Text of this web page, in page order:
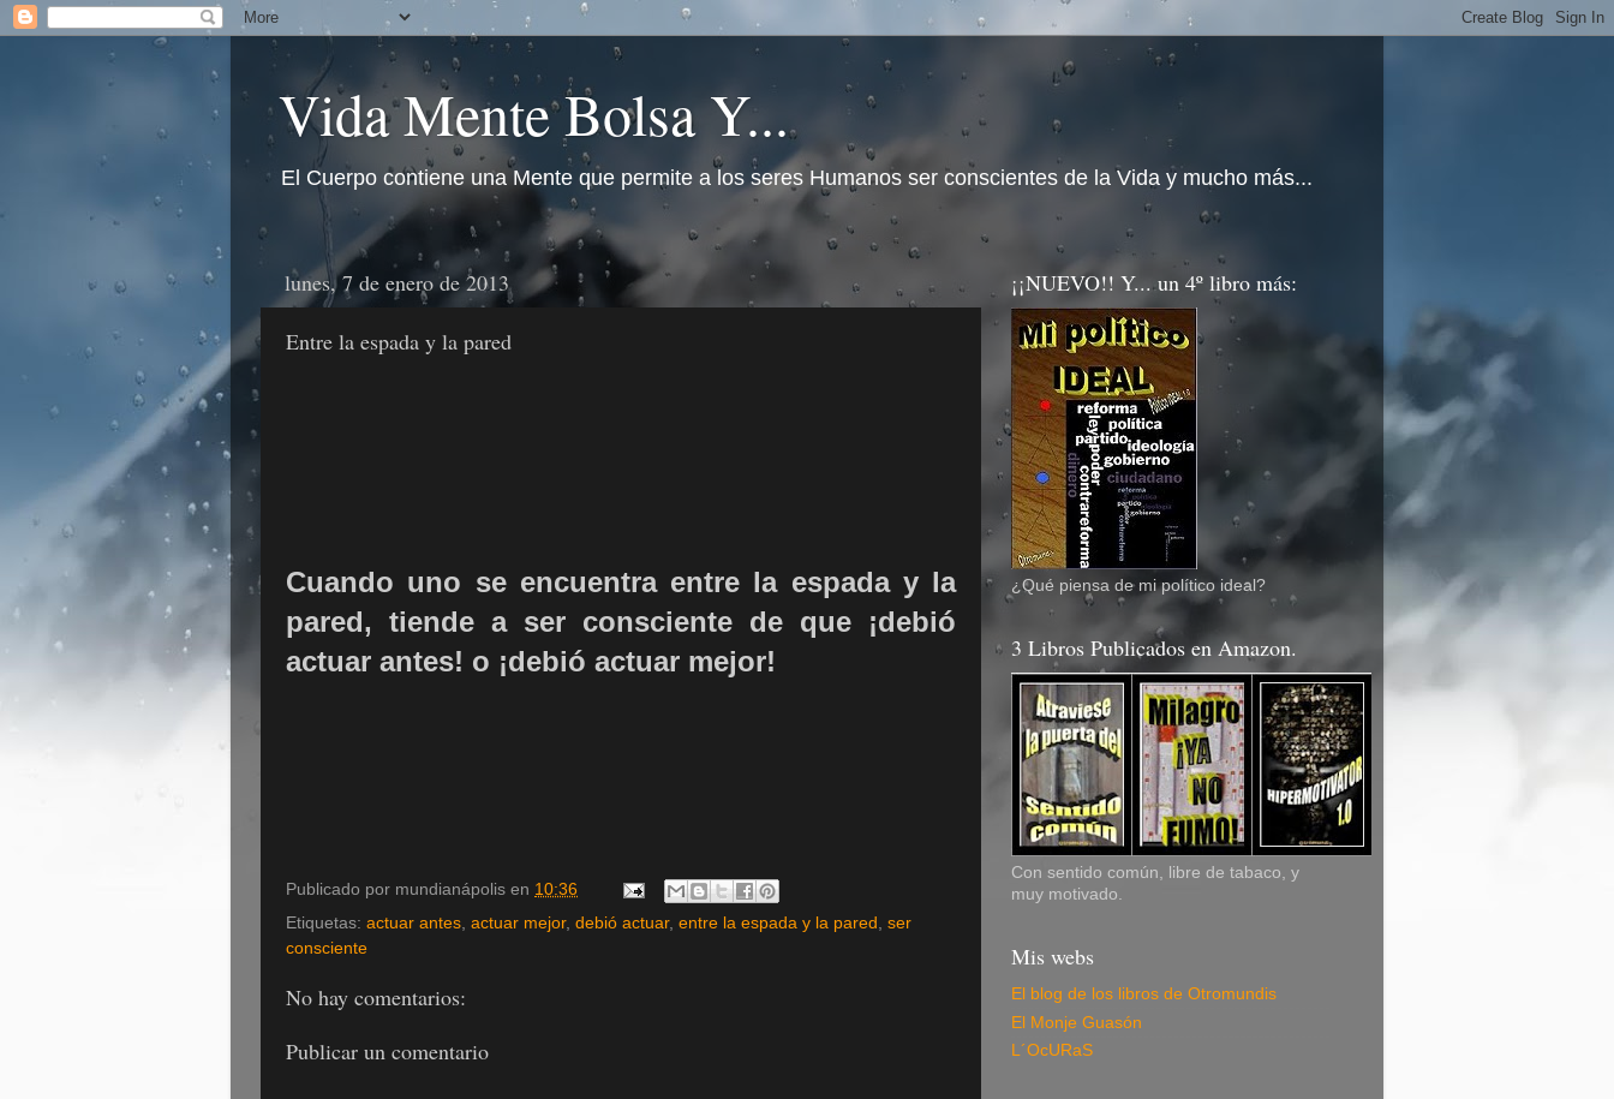
Vida Mente Bolsa Y...
El Cuerpo contiene una Mente que permite a los seres Humanos ser conscientes de la Vida y mucho más...
lunes, 7 de enero de 2013
Entre la espada y la pared
Cuando uno se encuentra entre la espada y la
pared, tiende a ser consciente de que ¡debió
actuar antes! o ¡debió actuar mejor!
Publicado por mundianápolis en 10:36
Etiquetas: actuar antes, actuar mejor, debió actuar, entre la espada y la pared , ser
consciente
No hay comentarios:
Publicar un comentario
¡¡NUEVO!! Y... un 4º libro más:
¿Qué piensa de mi político ideal?
3 Libros Publicados en Amazon.
Con sentido común, libre de tabaco, y
muy motivado.
Mis webs
El blog de los libros de Otromundis
El Monje Guasón
L´OcURaS